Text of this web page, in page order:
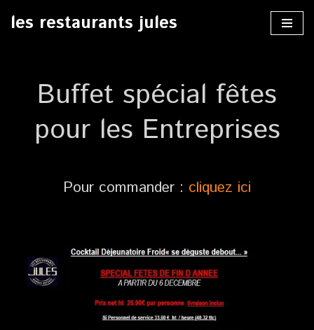
les restaurants jules
Buffet spécial fêtes
pour les Entreprises
Pour commander : cliquez ici